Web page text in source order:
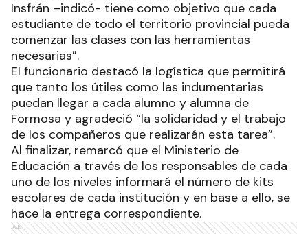
Insfrán –indicó- tiene como objetivo que cada
estudiante de todo el territorio provincial pueda
comenzar las clases con las herramientas
necesarias”.
El funcionario destacó la logística que permitirá
que tanto los útiles como las indumentarias
puedan llegar a cada alumno y alumna de
Formosa y agradeció “la solidaridad y el trabajo
de los compañeros que realizarán esta tarea”.
Al finalizar, remarcó que el Ministerio de
Educación a través de los responsables de cada
uno de los niveles informará el número de kits
escolares de cada institución y en base a ello, se
hace la entrega correspondiente.
Ads